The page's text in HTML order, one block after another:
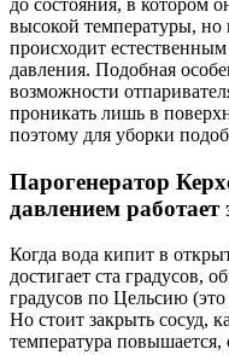
высокой температуры, но
происходит
давления. Подобная
возможности
проникать лишь в
поэтому для уборки
Парогенератор
давлением работает
Когда вода кипит в
достигает ста градусов,
градусов по Цельсию (это
Но стоит закрыть сосуд,
температура